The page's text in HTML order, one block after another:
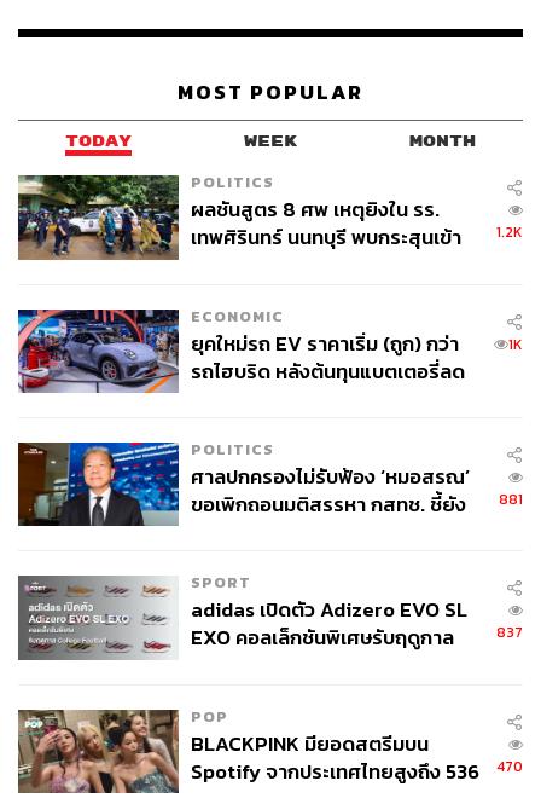
อยู่กับคนที่อุดมการณ์เหมือนกัน ไม่โกหกหลอกลวง ทำงาน
“ถ้าทำได้อย่างนี้ก็จะรักษาคุณค่าความเป็นคน ความเป็น
นักการเมืองที่สุจริต มีจริยธรรม ตามจุดยืน อุดมการณ์ของ
เราได้ ไม่โกหกหลอกลวงประชาชน และไม่ผิดคำพูด ตระบัด
สัตย์ต่อประชาชน ทำงานด้วยความสุจริต คิดว่าแค่นี้พอแล้ว
มีความสุขดีกว่า” คุณหญิงสุดารัตน์กล่าว
ส่วน สส. 5 คนที่เหลือนี้ จะเหลือกี่คนนั้น คุณหญิงสุดารัตน์
ระบุว่า ขอให้กรรมการตอบดีกว่า พูดไปอาจไม่ถูกต้อง
TAGS: พรรคไทยสร้างไทย
ทักษิณ ชินวัตร
193
ABOUT THE AUTHOR
THE STANDARD TEAM
กองบรรณาธิการ THE STANDARD
MOST POPULAR
TODAY WEEK MONTH
POLITICS
ผลชันสูตร 8 ศพ เหตุยิงใน รร.
เทพศิรินทร์ นนทบุรี พบกระสุนเข้า
1.2K
ECONOMIC
ยุคใหม่รถ EV ราคาเริ่ม (ถูก) กว่า
รถไฮบริด หลังต้นทุนแบตเตอรี่ลด
1K
POLITICS
ศาลปกครองไม่รับฟ้อง ‘หมอสรณ’
ขอเพิกถอนมติสรรหา กสทช. ชี้ยัง
881
SPORT
adidas เปิดตัว Adizero EVO SL
EXO คอลเล็กชันพิเศษรับฤดูกาล
837
POP
BLACKPINK มียอดสตรีมบน
Spotify จากประเทศไทยสูงถึง 536
470